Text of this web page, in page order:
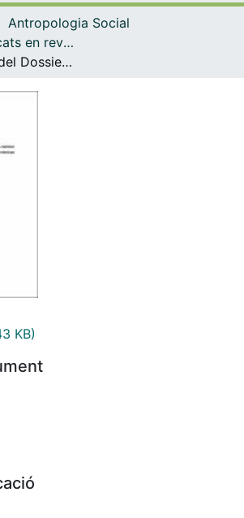
Navega per tot el DD
Com publicar
Antropologia Social
Articles publicats en revistes (Antropologia Social)
Presentación del Dossier 'Empresas y empresarios en una Argentina en cambio: inmigrantes, redes sociales y estrategias económicas (siglos XIX y XX)'
KB)